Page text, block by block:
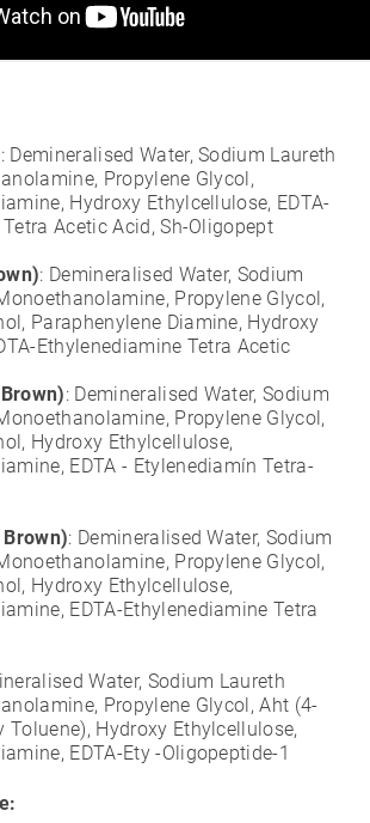
: Demineralised Water, Sodium Laureth
Propylene Glycol,
Hydroxy Ethylcellulose, EDTA-
Acetic Acid, Sh-Oligopept
: Demineralised Water, Sodium
Propylene Glycol,
Paraphenylene Diamine, Hydroxy
Ethylenediamine Tetra Acetic
: Demineralised Water, Sodium
Propylene Glycol,
Hydroxy Ethylcellulose,
EDTA - Etylenediamín Tetra-
: Demineralised Water, Sodium
Propylene Glycol,
Hydroxy Ethylcellulose,
EDTA-Ethylenediamine Tetra
Water, Sodium Laureth
Propylene Glycol, Aht (4-
Toluene), Hydroxy Ethylcellulose,
EDTA-Ety -Oligopeptide-1